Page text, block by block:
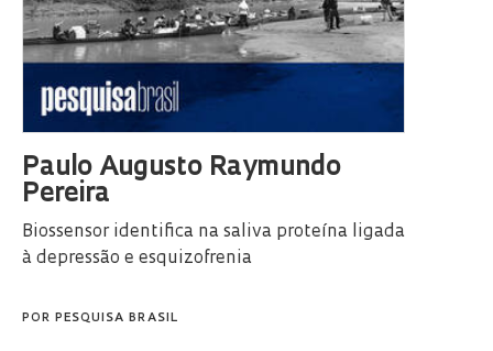
Paulo Augusto Raymundo
Pereira
Biossensor identifica na saliva proteína ligada
à depressão e esquizofrenia
POR PESQUISA BRASIL